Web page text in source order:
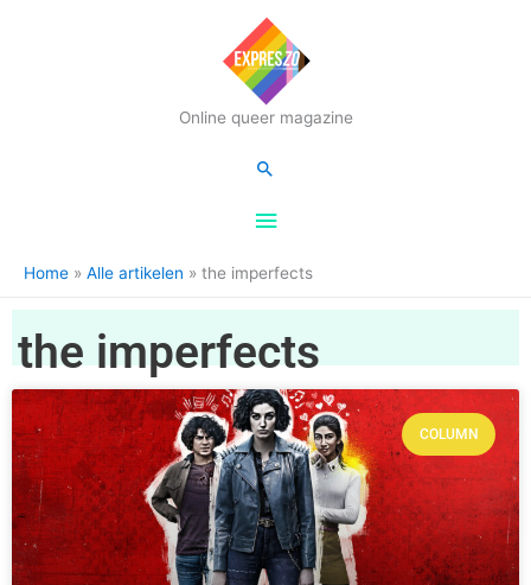
Online queer magazine
Hoofdmenu
Zoeken
Home Alle artikelen the imperfects
the imperfects
COLUMN